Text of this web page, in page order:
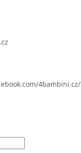
4bambini.cz/